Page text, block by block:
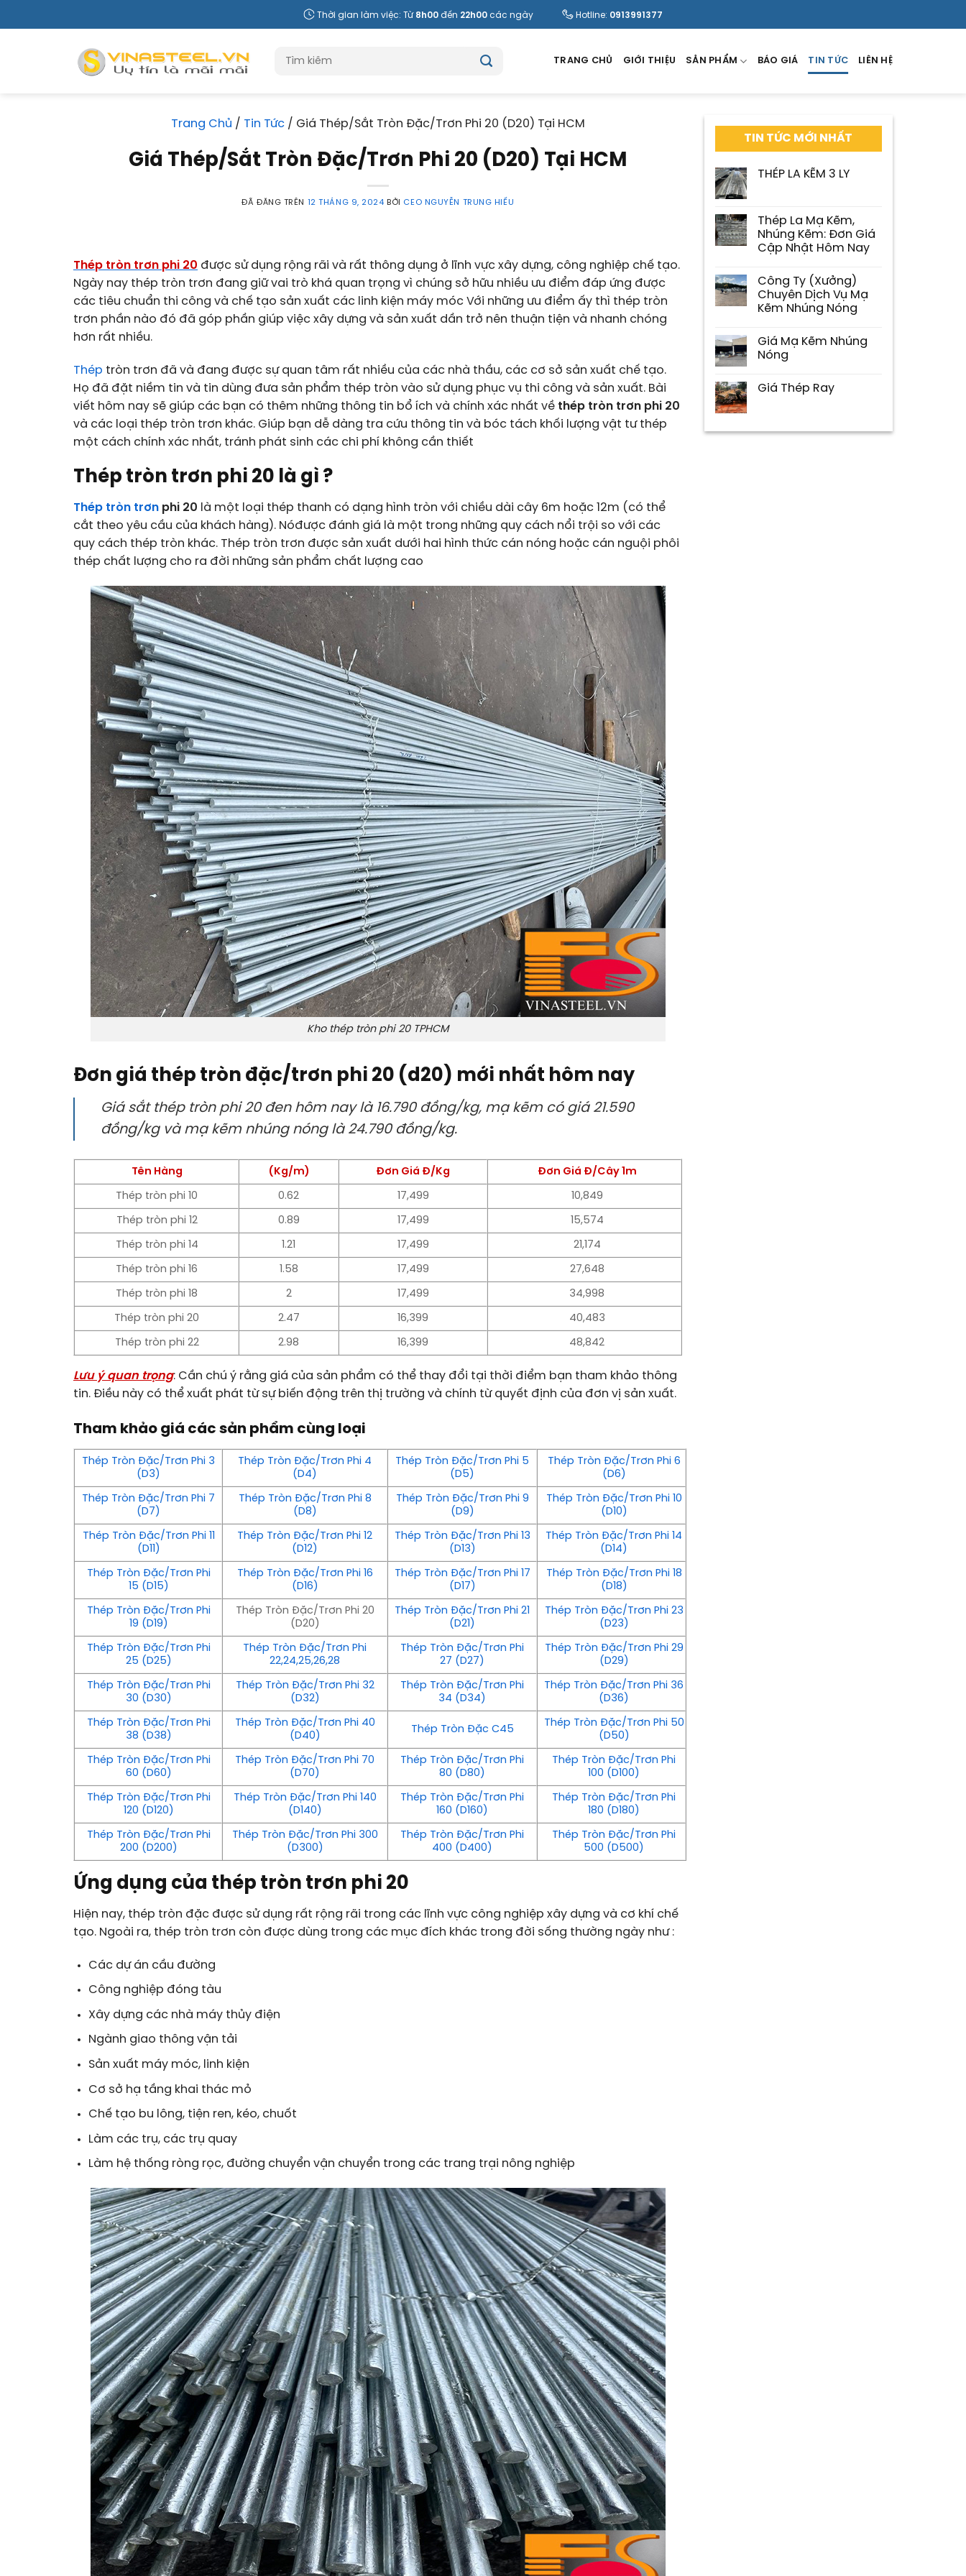
đến
Thời gian làm việc: Từ 8h00 đến 22h00 các ngày Hotline: 0913991377
kiếm:
TRANG CHỦ GIỚI THIỆU SẢN PHẨM BÁO GIÁ TIN TỨC LIÊN HỆ
Trang Chủ / Tin Tức/ Giá Thép/Sắt Tròn Đặc/Trơn Phi 20 (D20) Tại HCM
Giá Thép/Sắt Tròn Đặc/Trơn Phi 20 (D20) Tại HCM
ĐÃ ĐĂNG TRÊN 12 THÁNG 9, 2024 BỞI CEO NGUYỄN TRUNG HIẾU
Thép tròn trơn phi 20 được sử dụng rộng rãi và rất thông dụng ở lĩnh vực xây dựng, công nghiệp chế tạo.
Ngày nay thép tròn trơn đang giữ vai trò khá quan trọng vì chúng sở hữu nhiều ưu điểm đáp ứng được
các tiêu chuẩn thi công và chế tạo sản xuất các linh kiện máy móc Với những ưu điểm ấy thì thép tròn
trơn phần nào đó đã góp phần giúp việc xây dựng và sản xuất dần trở nên thuận tiện và nhanh chóng
hơn rất nhiều.
Thép tròn trơn đã và đang được sự quan tâm rất nhiều của các nhà thầu, các cơ sở sản xuất chế tạo.
Họ đã đặt niềm tin và tin dùng đưa sản phẩm thép tròn vào sử dụng phục vụ thi công và sản xuất. Bài
viết hôm nay sẽ giúp các bạn có thêm những thông tin bổ ích và chính xác nhất về thép tròn trơn phi 20
và các loại thép tròn trơn khác. Giúp bạn dễ dàng tra cứu thông tin và bóc tách khối lượng vật tư thép
một cách chính xác nhất, tránh phát sinh các chi phí không cần thiết
Thép tròn trơn phi 20 là gì ?
Thép tròn trơn phi 20 là một loại thép thanh có dạng hình tròn với chiều dài cây 6m hoặc 12m (có thể
cắt theo yêu cầu của khách hàng). Nóđược đánh giá là một trong những quy cách nổi trội so với các
quy cách thép tròn khác. Thép tròn trơn được sản xuất dưới hai hình thức cán nóng hoặc cán nguội phôi
thép chất lượng cho ra đời những sản phẩm chất lượng cao
Kho thép tròn phi 20 TPHCM
Đơn giá thép tròn đặc/trơn phi 20 (d20) mới nhất hôm nay
Giá sắt thép tròn phi 20 đen hôm nay là 16.790 đồng/kg, mạ kẽm có giá 21.590
đồng/kg và mạ kẽm nhúng nóng là 24.790 đồng/kg.
Tên Hàng (Kg/m) Đơn Giá Đ/Kg Đơn Giá Đ/Cây 1m
Thép tròn phi 10 0.62 17,499 10,849
Thép tròn phi 12 0.89 17,499 15,574
Thép tròn phi 14 1.21 17,499 21,174
Thép tròn phi 16 1.58 17,499 27,648
Thép tròn phi 18 2 17,499 34,998
Thép tròn phi 20 2.47 16,399 40,483
Thép tròn phi 22 2.98 16,399 48,842
Lưu ý quan trọng: Cần chú ý rằng giá của sản phẩm có thể thay đổi tại thời điểm bạn tham khảo thông
tin. Điều này có thể xuất phát từ sự biến động trên thị trường và chính từ quyết định của đơn vị sản xuất.
Tham khảo giá các sản phẩm cùng loại
Thép Tròn Đặc/Trơn Phi 3
(D3)
Thép Tròn Đặc/Trơn Phi 4
(D4)
Thép Tròn Đặc/Trơn Phi 5
(D5)
Thép Tròn Đặc/Trơn Phi 6
(D6)
Thép Tròn Đặc/Trơn Phi 7
(D7)
Thép Tròn Đặc/Trơn Phi 8
(D8)
Thép Tròn Đặc/Trơn Phi 9
(D9)
Thép Tròn Đặc/Trơn Phi 10
(D10)
Thép Tròn Đặc/Trơn Phi 11
(D11)
Thép Tròn Đặc/Trơn Phi 12
(D12)
Thép Tròn Đặc/Trơn Phi 13
(D13)
Thép Tròn Đặc/Trơn Phi 14
(D14)
Thép Tròn Đặc/Trơn Phi
15 (D15)
Thép Tròn Đặc/Trơn Phi 16
(D16)
Thép Tròn Đặc/Trơn Phi 17
(D17)
Thép Tròn Đặc/Trơn Phi 18
(D18)
Thép Tròn Đặc/Trơn Phi
19 (D19)
Thép Tròn Đặc/Trơn Phi 20
(D20)
Thép Tròn Đặc/Trơn Phi 21
(D21)
Thép Tròn Đặc/Trơn Phi 23
(D23)
Thép Tròn Đặc/Trơn Phi
25 (D25)
Thép Tròn Đặc/Trơn Phi
22,24,25,26,28
Thép Tròn Đặc/Trơn Phi
27 (D27)
Thép Tròn Đặc/Trơn Phi 29
(D29)
Thép Tròn Đặc/Trơn Phi
30 (D30)
Thép Tròn Đặc/Trơn Phi 32
(D32)
Thép Tròn Đặc/Trơn Phi
34 (D34)
Thép Tròn Đặc/Trơn Phi 36
(D36)
Thép Tròn Đặc/Trơn Phi
38 (D38)
Thép Tròn Đặc/Trơn Phi 40
(D40)
Thép Tròn Đặc C45
Thép Tròn Đặc/Trơn Phi 50
(D50)
Thép Tròn Đặc/Trơn Phi
60 (D60)
Thép Tròn Đặc/Trơn Phi 70
(D70)
Thép Tròn Đặc/Trơn Phi
80 (D80)
Thép Tròn Đặc/Trơn Phi
100 (D100)
Thép Tròn Đặc/Trơn Phi
120 (D120)
Thép Tròn Đặc/Trơn Phi 140
(D140)
Thép Tròn Đặc/Trơn Phi
160 (D160)
Thép Tròn Đặc/Trơn Phi
180 (D180)
Thép Tròn Đặc/Trơn Phi
200 (D200)
Thép Tròn Đặc/Trơn Phi 300
(D300)
Thép Tròn Đặc/Trơn Phi
400 (D400)
Thép Tròn Đặc/Trơn Phi
500 (D500)
Ứng dụng của thép tròn trơn phi 20
Hiện nay, thép tròn đặc được sử dụng rất rộng rãi trong các lĩnh vực công nghiệp xây dựng và cơ khí chế
tạo. Ngoài ra, thép tròn trơn còn được dùng trong các mục đích khác trong đời sống thường ngày như :
Các dự án cầu đường
Công nghiệp đóng tàu
Xây dựng các nhà máy thủy điện
Ngành giao thông vận tải
Sản xuất máy móc, linh kiện
Cơ sở hạ tầng khai thác mỏ
Chế tạo bu lông, tiện ren, kéo, chuốt
Làm các trụ, các trụ quay
Làm hệ thống ròng rọc, đường chuyển vận chuyển trong các trang trại nông nghiệp
TIN TỨC MỚI NHẤT
THÉP LA KẼM 3 LY
Thép La Mạ Kẽm,
Nhúng Kẽm: Đơn Giá
Cập Nhật Hôm Nay
Công Ty (Xưởng)
Chuyên Dịch Vụ Mạ
Kẽm Nhúng Nóng
Giá Mạ Kẽm Nhúng
Nóng
Giá Thép Ray